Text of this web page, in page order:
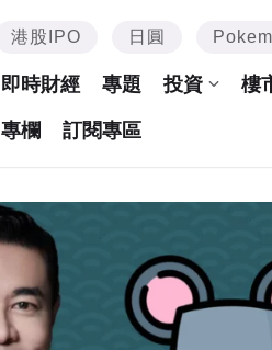
港股IPO 日圓
即時財經 專題 投資 樓
專欄 訂閱專區